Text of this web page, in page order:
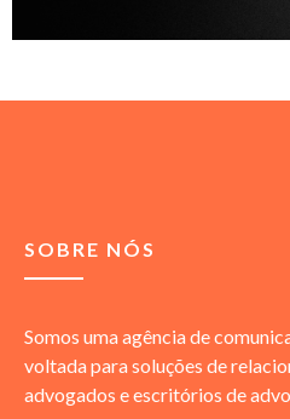
SOBRE NÓS
Somos uma agência de
voltada para soluções de
advogados e escritórios de